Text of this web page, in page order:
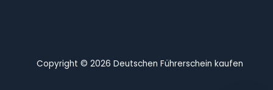
Copyright © 2026 Deutschen Führerschein kaufen